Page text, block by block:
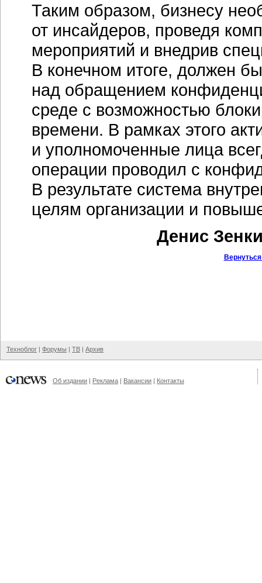
Таким образом, бизнесу
от инсайдеров, проведя
мероприятий и внедрив
В конечном итоге, должен
над обращением
среде с возможностью
времени. В рамках этого
и уполномоченные лица
операции проводил с
В результате система
целям организации и
Денис
Техноблог | Форумы | ТВ | Архив
Об издании | Реклама | Вакансии | Контакты